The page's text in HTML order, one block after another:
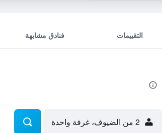
التقييمات فنادق مشابهة
2 من الضيوف، غرفة واحدة